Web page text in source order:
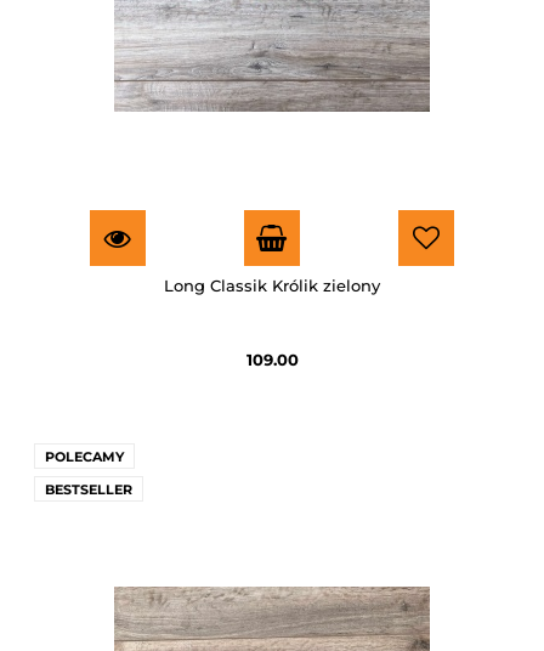
Long Classik Królik zielony
109.00
POLECAMY
BESTSELLER